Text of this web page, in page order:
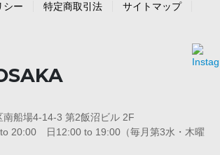
シー 特定商取引法 サイトマップ
南船場4-14-3 第2飯沼ビル 2F
20:00 日12:00 to 19:00（毎月第3水・木曜